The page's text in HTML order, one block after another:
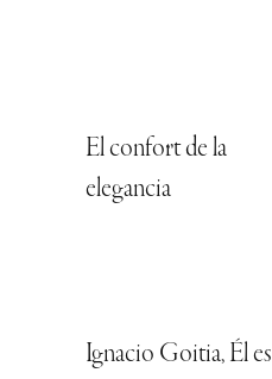
El confort de la
elegancia
Ignacio Goitia, Él es